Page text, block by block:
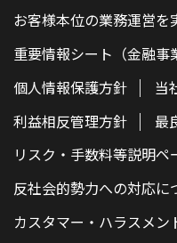
お客様本位の業務運営を
重要情報シート（金融事
個人情報保護方針
当
利益相反管理方針
最
リスク・手数料等説明ペ
反社会的勢力への対応に
カスタマー・ハラスメン